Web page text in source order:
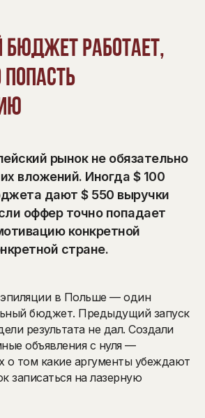
работает,
попасть
рынок не обязательно
вложений. Иногда $ 100
дают $ 550 выручки
оффер точно попадает
конкретной
стране.
эпиляции в Польше — один
бюджет. Предыдущий запуск
результата не дал. Создали
объявления с нуля —
о том какие аргументы убеждают
записаться на лазерную